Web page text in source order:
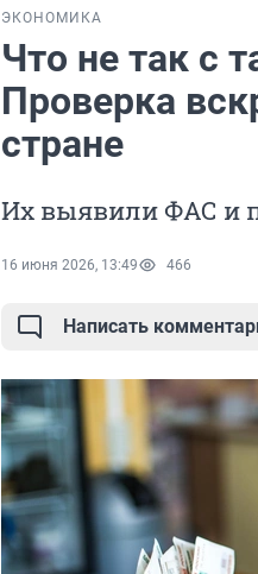
ЭКОНОМИКА
Что не так с
Проверка
стране
Их выявили ФАС и
16 июня 2026, 13:49 466
Написать